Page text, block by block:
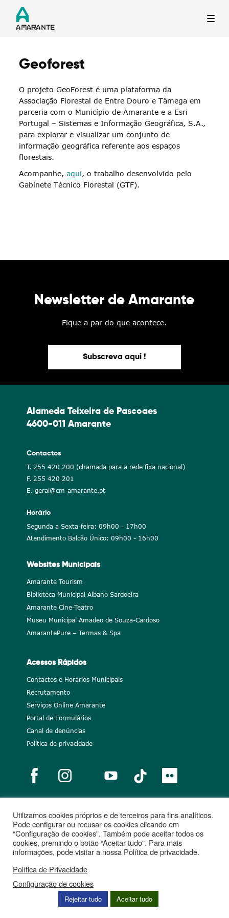
Categorias gerais
Geoforest
O projetoGeoForest é uma plataforma da
Associação Florestal de Entre Douro e Tâmega em
parceria com o Município deAmarante e a Esri
Portugal – Sistemas e Informação Geográfica, S.A.,
para explorar e visualizar um conjunto de
informação geográfica referente aos espaços
florestais.
Acompanhe,aqui, o trabalho desenvolvido pelo
Gabinete Técnico Florestal (GTF).
Newsletter de Amarante
Fique a par do que acontece.
Subscreva aqui !
Alameda Teixeira de Pascoaes
4600-011 Amarante
Contactos
T. 255 420 200 (chamada para a rede fixa nacional)
F. 255 420 201
E. geral@cm-amarante.pt
Horário
Segunda a Sexta-feira: 09h00 - 17h00
Atendimento Balcão Único: 09h00 - 16h00
Websites Municipais
Amarante Tourism
Biblioteca Municipal Albano Sardoeira
Amarante Cine-Teatro
Museu Municipal Amadeo de Souza-Cardoso
AmarantePure – Termas & Spa
Acessos Rápidos
Contactos e Horários Municipais
Recrutamento
Serviços Online Amarante
Portal de Formulários
Canal de denúncias
Política de privacidade
Notícias Recrutamento Portugal 2020
União Europeia
Projetos cofinanciados
Utilizamos cookies próprios e de terceiros para fins analíticos.
Pode configurar ou recusar os cookies clicando em
“Configuração de cookies”. Também pode aceitar todos os
cookies, premindo o botão “Aceitar tudo”. Para mais
informações, pode visitar a nossa Política de privacidade.
Política de Privacidade
Configuração de cookies
Rejeitar tudo Aceitar tudo